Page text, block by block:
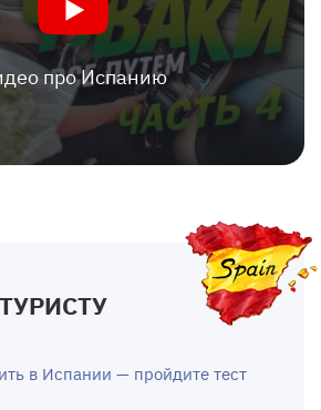
про Испанию
в Испании — пройдите тест